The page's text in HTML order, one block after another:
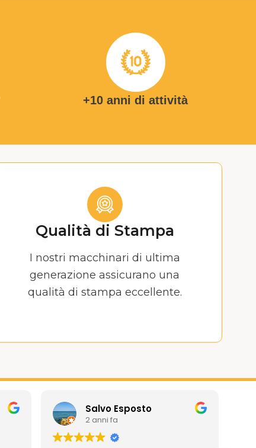
+10 anni di attività
Qualità di Stampa
I nostri macchinari di ultima
generazione assicurano una
qualità di stampa eccellente.
Salvo Esposto
2 anni fa